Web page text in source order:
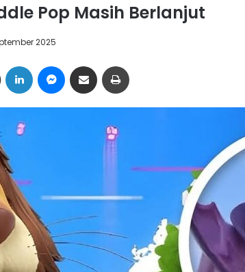
Pop Masih Berlanjut
2025
LinkedIn Messenger
Share via Email